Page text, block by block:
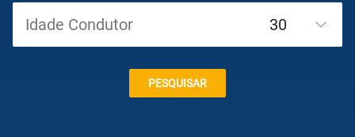
Idade Condutor
PESQUISAR